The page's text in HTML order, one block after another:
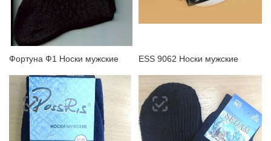
Фортуна Ф1 Носки мужские ESS 9062 Носки мужские